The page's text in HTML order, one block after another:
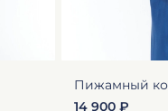
Пижамный
14 900 ₽